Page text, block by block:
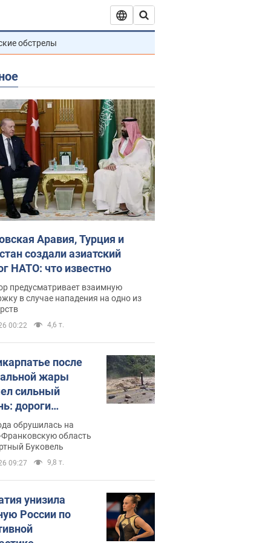
обстрелы
Аравия, Турция и
создали азиатский
НАТО: что известно
предусматривает взаимную
в случае нападения на одно из
00:22 4,6 т.
после
жары
сильный
дороги
в реки.
обрушилась на
область
Буковель
09:27 9,8 т.
унизила
России по